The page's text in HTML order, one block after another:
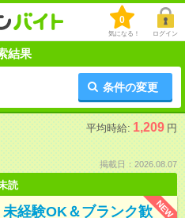
0
気になる！ ログイン
結果
条件の変更
平均時給: 1,209 円
掲載日：2026.08.07
読
NEW
経験OK＆ブランク歓